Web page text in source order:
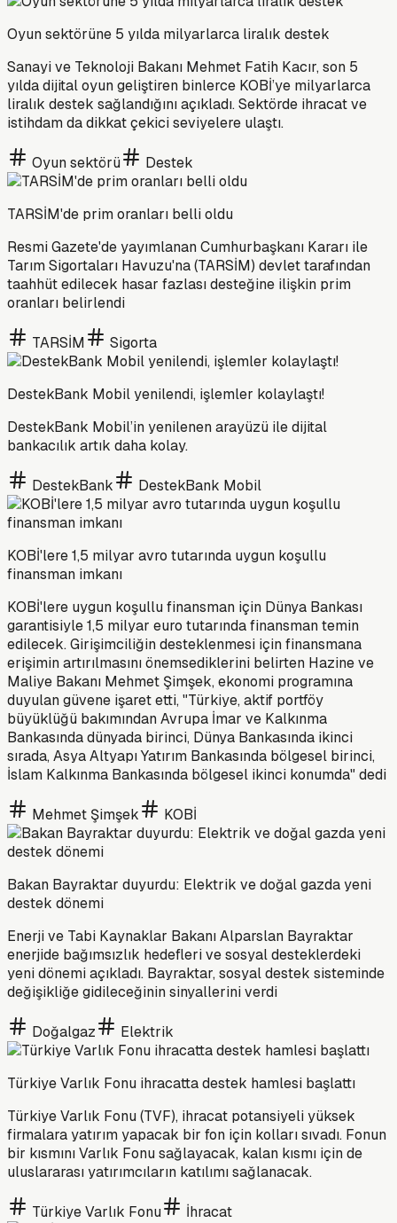
Oyun sektörüne 5 yılda milyarlarca liralık destek
Sanayi ve Teknoloji Bakanı Mehmet Fatih Kacır, son 5
yılda dijital oyun geliştiren binlerce KOBİ’ye milyarlarca
liralık destek sağlandığını açıkladı. Sektörde ihracat ve
istihdam da dikkat çekici seviyelere ulaştı.
Oyun sektörü Destek
TARSİM'de prim oranları belli oldu
Resmi Gazete'de yayımlanan Cumhurbaşkanı Kararı ile
Tarım Sigortaları Havuzu'na (TARSİM) devlet tarafından
taahhüt edilecek hasar fazlası desteğine ilişkin prim
oranları belirlendi
TARSİM Sigorta
DestekBank Mobil yenilendi, işlemler kolaylaştı!
DestekBank Mobil’in yenilenen arayüzü ile dijital
bankacılık artık daha kolay.
DestekBank DestekBank Mobil
KOBİ'lere 1,5 milyar avro tutarında uygun koşullu
finansman imkanı
KOBİ'lere uygun koşullu finansman için Dünya Bankası
garantisiyle 1,5 milyar euro tutarında finansman temin
edilecek. Girişimciliğin desteklenmesi için finansmana
erişimin artırılmasını önemsediklerini belirten Hazine ve
Maliye Bakanı Mehmet Şimşek, ekonomi programına
duyulan güvene işaret etti, "Türkiye, aktif portföy
büyüklüğü bakımından Avrupa İmar ve Kalkınma
Bankasında dünyada birinci, Dünya Bankasında ikinci
sırada, Asya Altyapı Yatırım Bankasında bölgesel birinci,
İslam Kalkınma Bankasında bölgesel ikinci konumda" dedi
Mehmet Şimşek KOBİ
Bakan Bayraktar duyurdu: Elektrik ve doğal gazda yeni
destek dönemi
Enerji ve Tabi Kaynaklar Bakanı Alparslan Bayraktar
enerjide bağımsızlık hedefleri ve sosyal desteklerdeki
yeni dönemi açıkladı. Bayraktar, sosyal destek sisteminde
değişikliğe gidileceğinin sinyallerini verdi
Doğalgaz Elektrik
Türkiye Varlık Fonu ihracatta destek hamlesi başlattı
Türkiye Varlık Fonu (TVF), ihracat potansiyeli yüksek
firmalara yatırım yapacak bir fon için kolları sıvadı. Fonun
bir kısmını Varlık Fonu sağlayacak, kalan kısmı için de
uluslararası yatırımcıların katılımı sağlanacak.
Türkiye Varlık Fonu İhracat